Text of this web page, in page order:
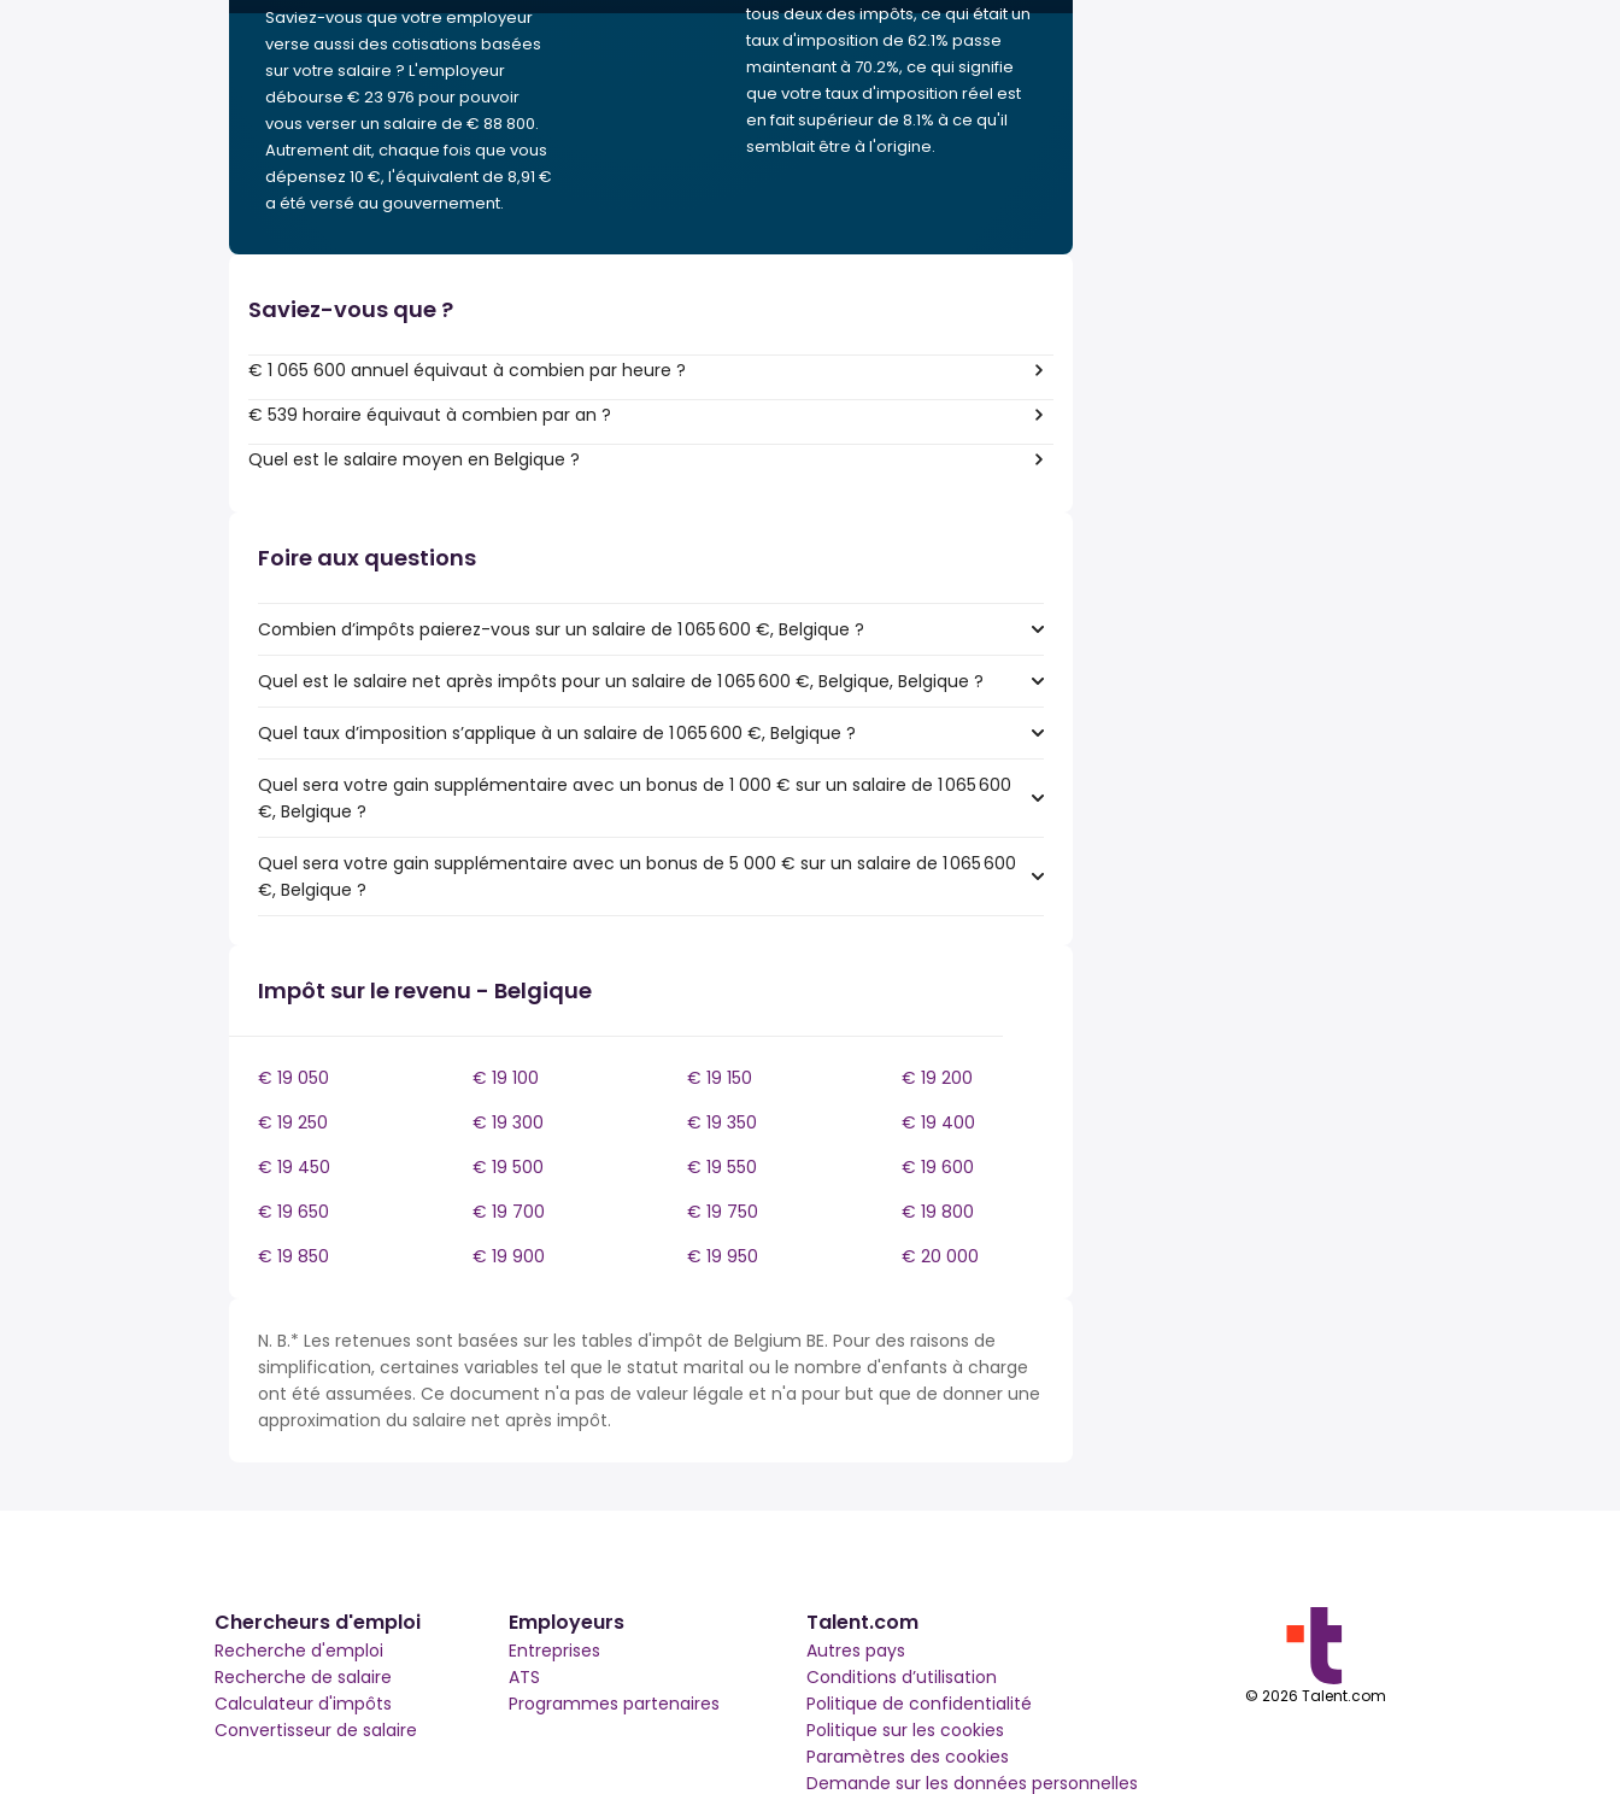
Saviez-vous que votre employeur
verse aussi des cotisations basées
sur votre salaire ? L'employeur
débourse € 23 976 pour pouvoir
vous verser un salaire de € 88 800.
Autrement dit, chaque fois que vous
dépensez 10 €, l'équivalent de 8,91 €
a été versé au gouvernement.
tous deux des impôts, ce qui était un
taux d'imposition de 62.1% passe
maintenant à 70.2%, ce qui signifie
que votre taux d'imposition réel est
en fait supérieur de 8.1% à ce qu'il
semblait être à l'origine.
Saviez-vous que ?
€ 1 065 600 annuel équivaut à combien par heure ?
€ 539 horaire équivaut à combien par an ?
Quel est le salaire moyen en Belgique ?
Foire aux questions
Combien d’impôts paierez-vous sur un salaire de 1 065 600 €, Belgique ?
Quel est le salaire net après impôts pour un salaire de 1 065 600 €, Belgique, Belgique ?
Quel taux d’imposition s’applique à un salaire de 1 065 600 €, Belgique ?
Quel sera votre gain supplémentaire avec un bonus de 1 000 € sur un salaire de 1 065 600
€, Belgique ?
Quel sera votre gain supplémentaire avec un bonus de 5 000 € sur un salaire de 1 065 600
€, Belgique ?
Impôt sur le revenu - Belgique
€ 19 050 € 19 100 € 19 150
€ 19 200
€ 19 250
€ 19 300 € 19 350
€ 19 400
€ 19 450
€ 19 500 € 19 550
€ 19 600
€ 19 650
€ 19 700 € 19 750
€ 19 800
€ 19 850
€ 19 900 € 19 950 € 20 000
N. B.* Les retenues sont basées sur les tables d'impôt de Belgium BE. Pour des raisons de
simplification, certaines variables tel que le statut marital ou le nombre d'enfants à charge
ont été assumées. Ce document n'a pas de valeur légale et n'a pour but que de donner une
approximation du salaire net après impôt.
Chercheurs d'emploi
Recherche d'emploi
Recherche de salaire
Calculateur d'impôts
Convertisseur de salaire
Employeurs
Entreprises
ATS
Programmes partenaires
Talent.com
Autres pays
Conditions d’utilisation
Politique de confidentialité
Politique sur les cookies
Paramètres des cookies
Demande sur les données personnelles
© 2026 Talent.com